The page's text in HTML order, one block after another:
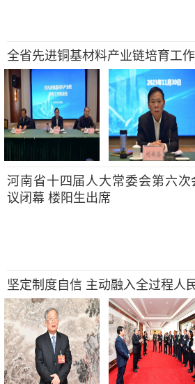
全省先进铜基材料产业链培育工
河南省十四届人大常委会第六次
议闭幕 楼阳生出席
坚定制度自信 主动融入全过程人